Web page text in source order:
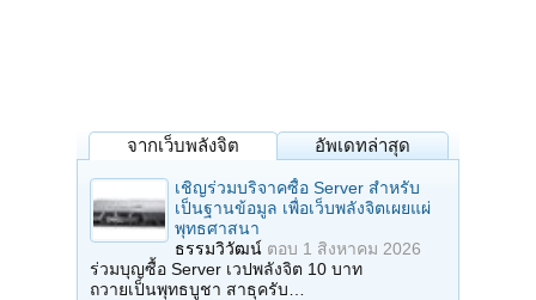
จากเว็บพลังจิต อัพเดทล่าสุด
เชิญร่วมบริจาคซื้อ Server สำหรับ
เป็นฐานข้อมูล เพื่อเว็บพลังจิตเผยแผ่
พุทธศาสนา
ธรรมวิวัฒน์ ตอบ 1 สิงหาคม 2026
ร่วมบุญซื้อ Server เวปพลังจิต 10 บาท
ถวายเป็นพุทธบูชา สาธุครับ…